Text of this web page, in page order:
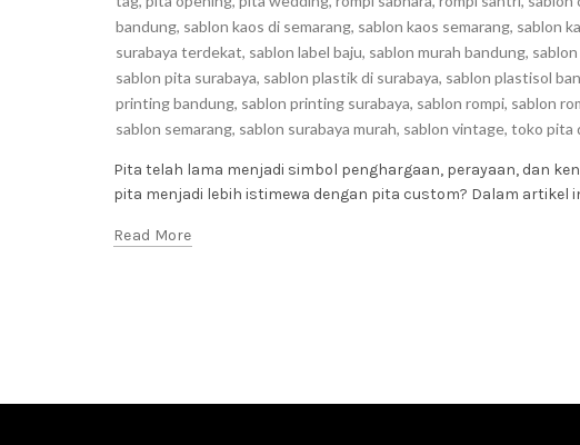
bandung, sablon kaos di semarang, sablon kaos semarang, sablon
surabaya terdekat, sablon label baju, sablon murah bandung,
sablon pita surabaya, sablon plastik di surabaya, sablon plastisol
printing bandung, sablon printing surabaya, sablon rompi, sablon
sablon semarang, sablon surabaya murah, sablon vintage, toko pita
Pita telah lama menjadi simbol penghargaan, perayaan, dan
pita menjadi lebih istimewa dengan pita custom? Dalam artikel
Read More